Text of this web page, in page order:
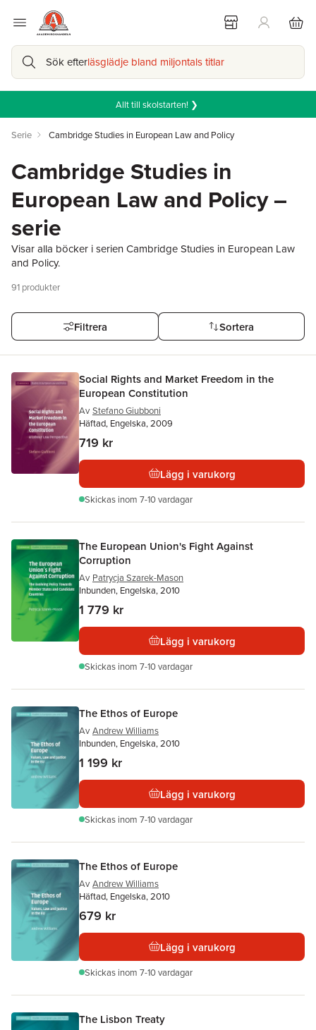
Sök efterläsglädje bland miljontals titlar
Allt till skolstarten! ❯
Serie Cambridge Studies in European Law and Policy
Cambridge Studies in
European Law and Policy –
serie
Visar alla böcker i serien Cambridge Studies in European Law
and Policy.
91 produkter
Filtrera Sortera
Social Rights and Market Freedom in the
European Constitution
Av Stefano Giubboni
Häftad, Engelska, 2009
719 kr
Lägg i varukorg
Skickas inom 7-10 vardagar
The European Union's Fight Against
Corruption
Av Patrycja Szarek-Mason
Inbunden, Engelska, 2010
1 779 kr
Lägg i varukorg
Skickas inom 7-10 vardagar
The Ethos of Europe
Av Andrew Williams
Inbunden, Engelska, 2010
1 199 kr
Lägg i varukorg
Skickas inom 7-10 vardagar
The Ethos of Europe
Av Andrew Williams
Häftad, Engelska, 2010
679 kr
Lägg i varukorg
Skickas inom 7-10 vardagar
The Lisbon Treaty